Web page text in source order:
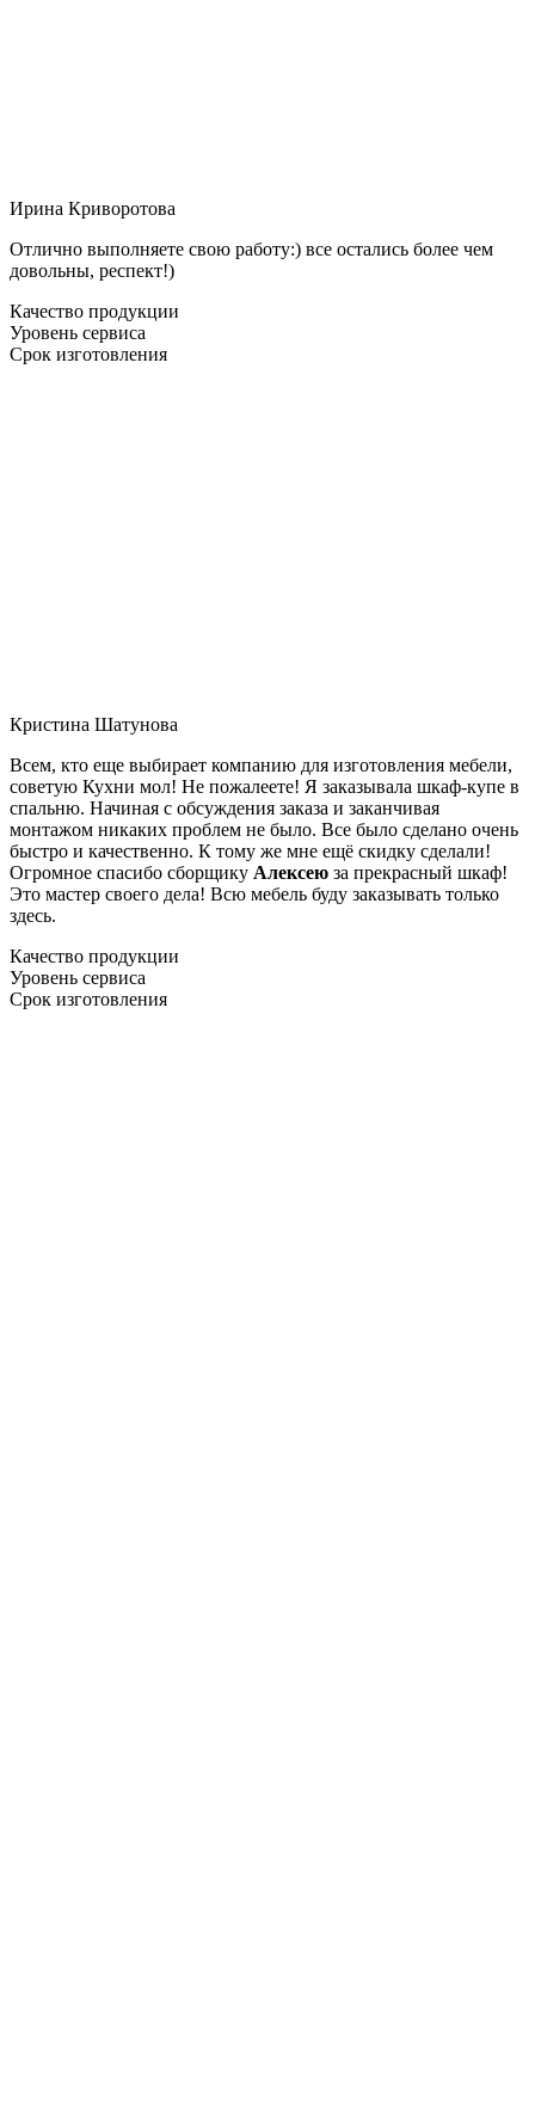
Ирина Криворотова
Отлично выполняете свою работу:) все остались более чем
довольны, респект!)
Качество продукции
Уровень сервиса
Срок изготовления
Кристина Шатунова
Всем, кто еще выбирает компанию для изготовления мебели,
советую Кухни мол! Не пожалеете! Я заказывала шкаф-купе в
спальню. Начиная с обсуждения заказа и заканчивая
монтажом никаких проблем не было. Все было сделано очень
быстро и качественно. К тому же мне ещё скидку сделали!
Огромное спасибо сборщику Алексею за прекрасный шкаф!
Это мастер своего дела! Всю мебель буду заказывать только
здесь.
Качество продукции
Уровень сервиса
Срок изготовления